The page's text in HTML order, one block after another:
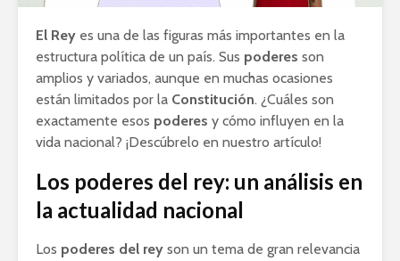
El Rey es una de las figuras más importantes en la
estructura política de un país. Sus poderes son
amplios y variados, aunque en muchas ocasiones
están limitados por la Constitución. ¿Cuáles son
exactamente esos poderes y cómo influyen en la
vida nacional? ¡Descúbrelo en nuestro artículo!
Los poderes del rey: un análisis en
la actualidad nacional
Los poderes del rey son un tema de gran relevancia